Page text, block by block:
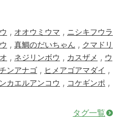
, オオウミウマ , ニシキフウラ
, 真鯛のだいちゃん , クマドリ
, ネジリンボウ , カスザメ , ウ
ンアナゴ , ヒメアゴアマダイ ,
カエルアンコウ , コケギンポ ,
タグ一覧